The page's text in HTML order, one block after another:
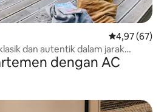
Nilai rata-rata
4,97 (67)
dan autentik dalam jarak
dengan AC